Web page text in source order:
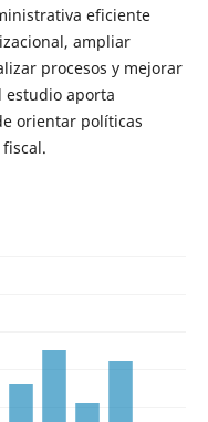
eficiente
ampliar
procesos y mejorar
estudio aporta
orientar políticas